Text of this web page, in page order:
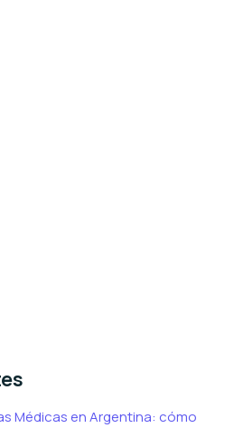
Médicas en Argentina: cómo